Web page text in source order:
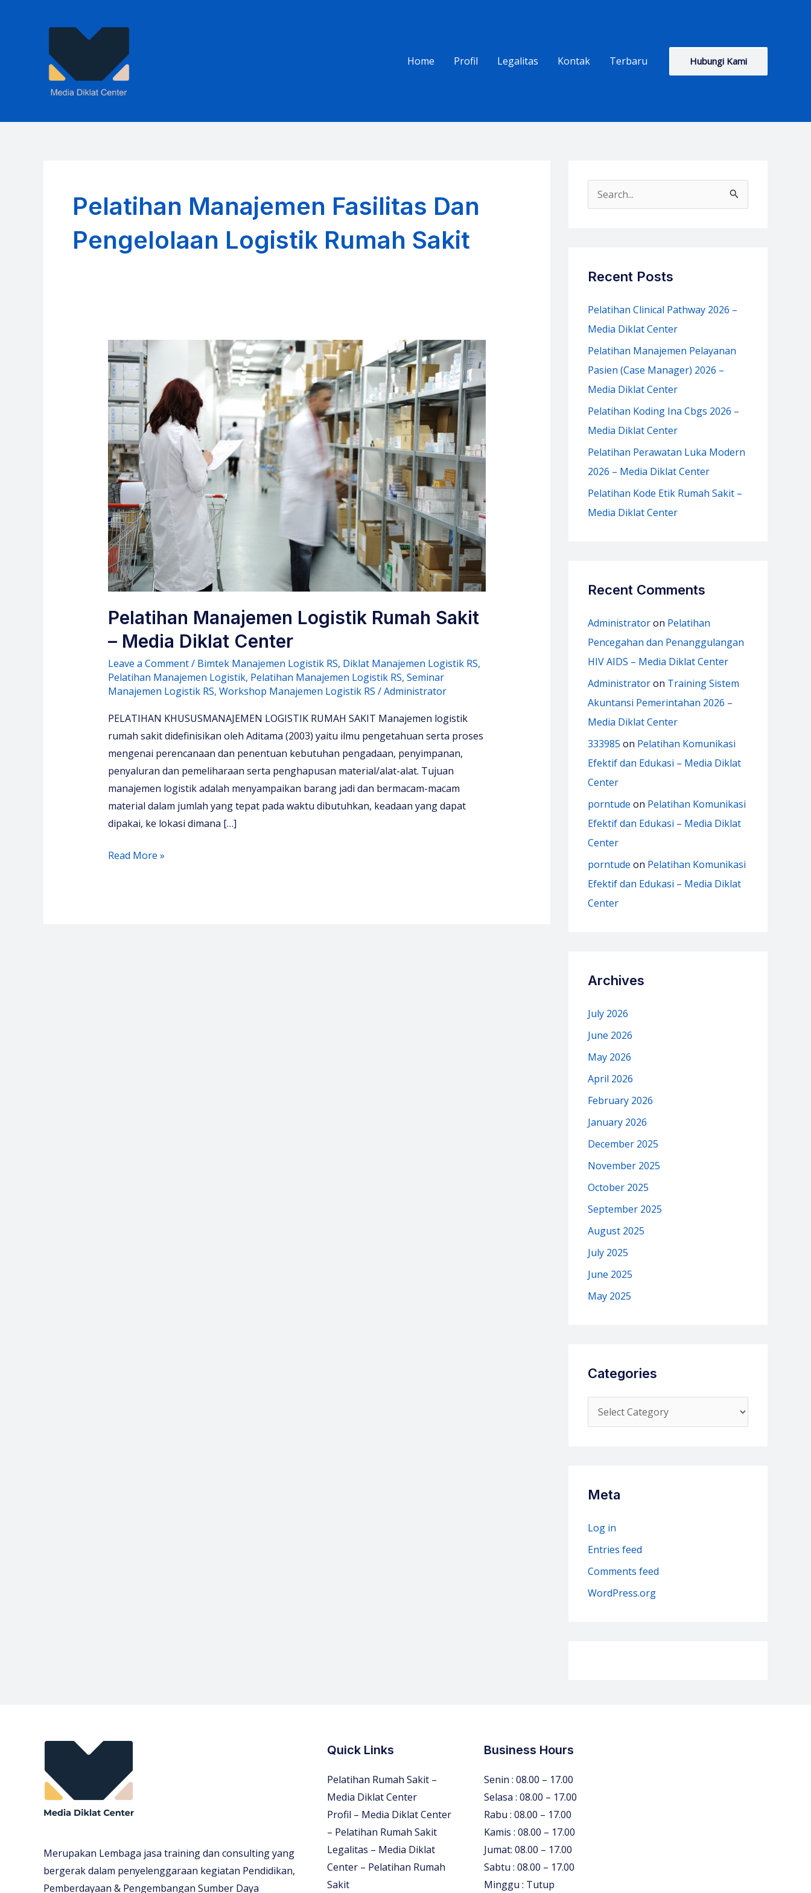
Home
Profil Legalitas Kontak Terbaru Hubungi Kami
Pelatihan Manajemen Fasilitas Dan
Pengelolaan Logistik Rumah Sakit
Pelatihan Manajemen Logistik Rumah Sakit
– Media Diklat Center
Leave a Comment/ Bimtek Manajemen Logistik RS, Diklat Manajemen Logistik RS,
Pelatihan Manajemen Logistik, Pelatihan Manajemen Logistik RS, Seminar
Manajemen Logistik RS, Workshop Manajemen Logistik RS /Administrator
PELATIHAN KHUSUSMANAJEMEN LOGISTIK RUMAH SAKIT Manajemen logistik
rumah sakit didefinisikan oleh Aditama (2003) yaitu ilmu pengetahuan serta proses
mengenai perencanaan dan penentuan kebutuhan pengadaan, penyimpanan,
penyaluran dan pemeliharaan serta penghapusan material/alat-alat. Tujuan
manajemen logistik adalah menyampaikan barang jadi dan bermacam-macam
material dalam jumlah yang tepat pada waktu dibutuhkan, keadaan yang dapat
dipakai, ke lokasi dimana […]
Pelatihan
Read More »
e
h
f
o
Recent Posts
Pelatihan Clinical Pathway 2026 –
Media Diklat Center
Pelatihan Manajemen Pelayanan
Pasien (Case Manager) 2026 –
Media Diklat Center
Pelatihan Koding Ina Cbgs 2026 –
Media Diklat Center
Pelatihan Perawatan Luka Modern
2026 – Media Diklat Center
Pelatihan Kode Etik Rumah Sakit –
Media Diklat Center
Recent Comments
Administratoron Pelatihan
Pencegahan dan Penanggulangan
HIV AIDS – Media Diklat Center
Administratoron Training Sistem
Akuntansi Pemerintahan 2026 –
Media Diklat Center
333985 on Pelatihan Komunikasi
Efektif dan Edukasi – Media Diklat
Center
porntude on Pelatihan Komunikasi
Efektif dan Edukasi – Media Diklat
Center
porntude on Pelatihan Komunikasi
Efektif dan Edukasi – Media Diklat
Center
Archives
July 2026
June 2026
May 2026
April 2026
February 2026
January 2026
December 2025
November 2025
October 2025
September 2025
August 2025
July 2025
June 2025
May 2025
Categories
a
o
r
Meta
Log in
Entries feed
Comments feed
WordPress.org
Merupakan Lembaga jasa training dan consulting yang
bergerak dalam penyelenggaraan kegiatan Pendidikan,
Pemberdayaan & Pengembangan Sumber Daya
Quick Links
Pelatihan Rumah Sakit –
Media Diklat Center
Profil – Media Diklat Center
– Pelatihan Rumah Sakit
Legalitas – Media Diklat
Center – Pelatihan Rumah
Sakit
Business Hours
Senin : 08.00 – 17.00
Selasa : 08.00 – 17.00
Rabu : 08.00 – 17.00
Kamis : 08.00 – 17.00
Jumat: 08.00 – 17.00
Sabtu : 08.00 – 17.00
Minggu : Tutup